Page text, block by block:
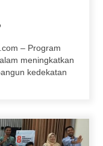
– Program
meningkatkan
kedekatan